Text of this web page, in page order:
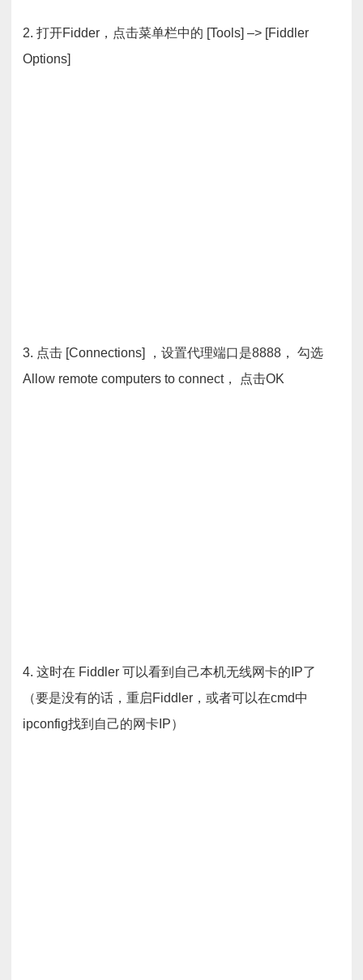
2. 打开Fidder，点击菜单栏中的 [Tools] –> [Fiddler
Options]
3. 点击 [Connections] ，设置代理端口是8888， 勾选
Allow remote computers to connect， 点击OK
4. 这时在 Fiddler 可以看到自己本机无线网卡的IP了
（要是没有的话，重启Fiddler，或者可以在cmd中
ipconfig找到自己的网卡IP）